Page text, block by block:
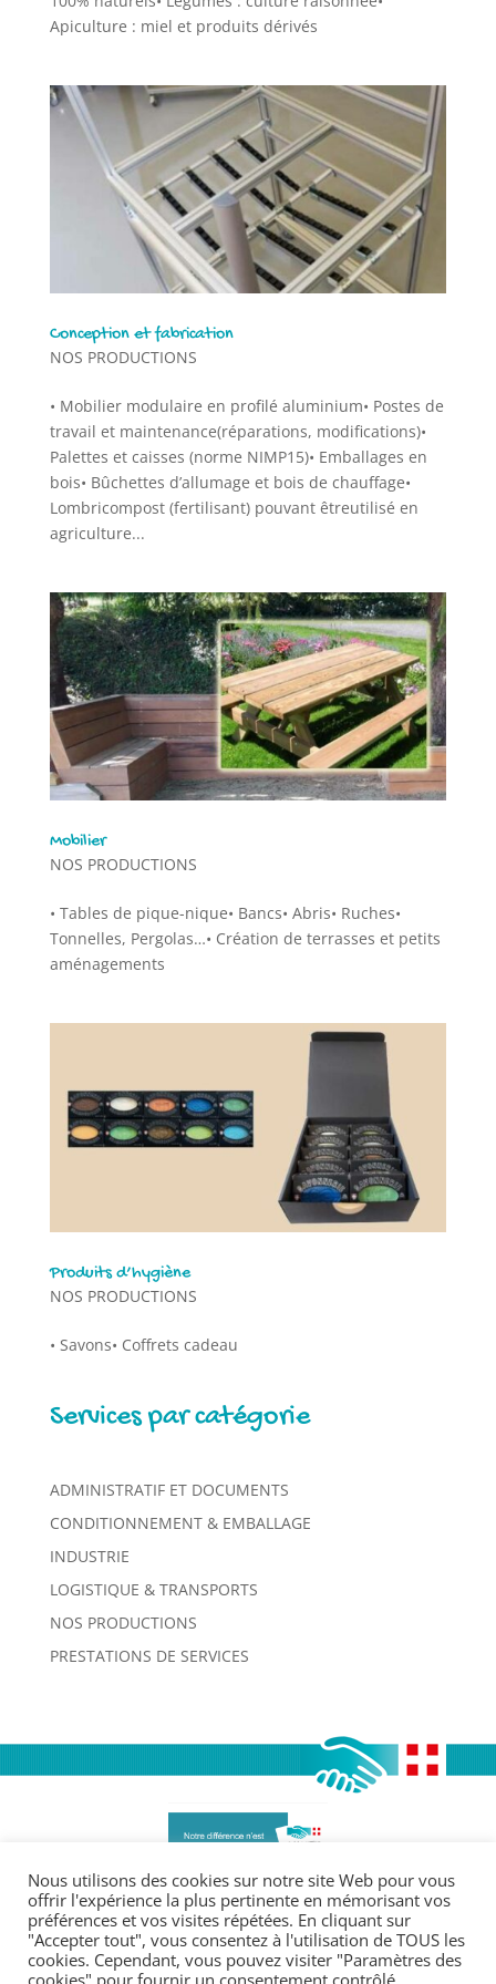
Apiculture : miel et produits dérivés
Conception et fabrication
NOS PRODUCTIONS
• Mobilier modulaire en profilé aluminium• Postes de
travail et maintenance(réparations, modifications)•
Palettes et caisses (norme NIMP15)• Emballages en
bois• Bûchettes d’allumage et bois de chauffage•
Lombricompost (fertilisant) pouvant êtreutilisé en
agriculture...
Mobilier
NOS PRODUCTIONS
• Tables de pique-nique• Bancs• Abris• Ruches•
Tonnelles, Pergolas…• Création de terrasses et petits
aménagements
Produits d’hygiène
NOS PRODUCTIONS
• Savons• Coffrets cadeau
Services par catégorie
ADMINISTRATIF ET DOCUMENTS
CONDITIONNEMENT & EMBALLAGE
INDUSTRIE
LOGISTIQUE & TRANSPORTS
NOS PRODUCTIONS
PRESTATIONS DE SERVICES
Légales :
Mentions légales
Nous utilisons des cookies sur notre site Web pour vous
offrir l'expérience la plus pertinente en mémorisant vos
préférences et vos visites répétées. En cliquant sur
"Accepter tout", vous consentez à l'utilisation de TOUS les
cookies. Cependant, vous pouvez visiter "Paramètres des
cookies" pour fournir un consentement contrôlé.